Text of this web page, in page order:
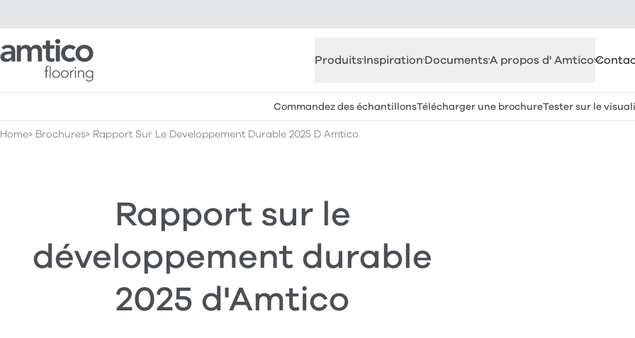
Amtico Flooring
ProduitsInspirationDocumentsA propos d' Amtico
Commandez des échantillonsTélécharger une brochureTester sur le
Home Brochures Rapport Sur Le Developpement Durable 2025 D Amtico
Rapport sur le
développement durable
2025 d'Amtico